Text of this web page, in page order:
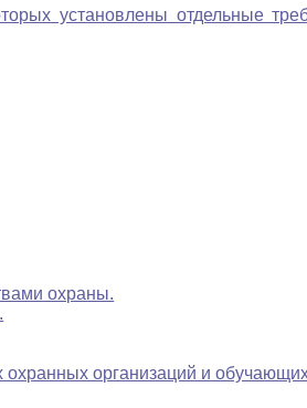
установлены отдельные
охраны.
организаций и